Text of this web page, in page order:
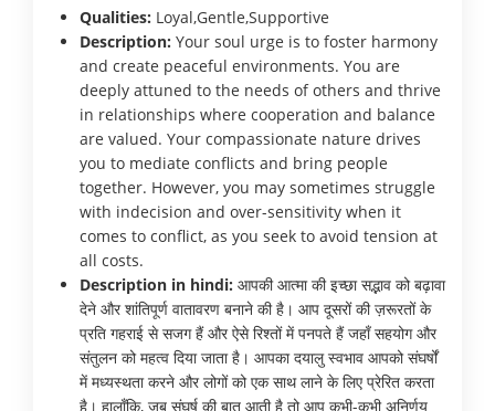
Qualities: Loyal,Gentle,Supportive
Description: Your soul urge is to foster harmony
and create peaceful environments. You are
deeply attuned to the needs of others and thrive
in relationships where cooperation and balance
are valued. Your compassionate nature drives
you to mediate conflicts and bring people
together. However, you may sometimes struggle
with indecision and over-sensitivity when it
comes to conflict, as you seek to avoid tension at
all costs.
Description in hindi: आपकी आत्मा की इच्छा सद्भाव को बढ़ावा
देने और शांतिपूर्ण वातावरण बनाने की है। आप दूसरों की ज़रूरतों के
प्रति गहराई से सजग हैं और ऐसे रिश्तों में पनपते हैं जहाँ सहयोग और
संतुलन को महत्व दिया जाता है। आपका दयालु स्वभाव आपको संघर्षों
में मध्यस्थता करने और लोगों को एक साथ लाने के लिए प्रेरित करता
है। हालाँकि, जब संघर्ष की बात आती है तो आप कभी-कभी अनिर्णय